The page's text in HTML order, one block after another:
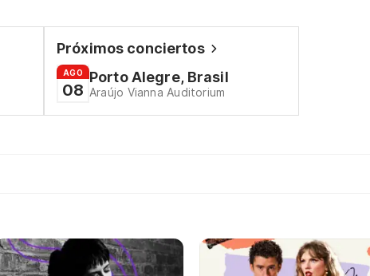
Próximos conciertos
AGO
08
Porto Alegre, Brasil
Araújo Vianna Auditorium